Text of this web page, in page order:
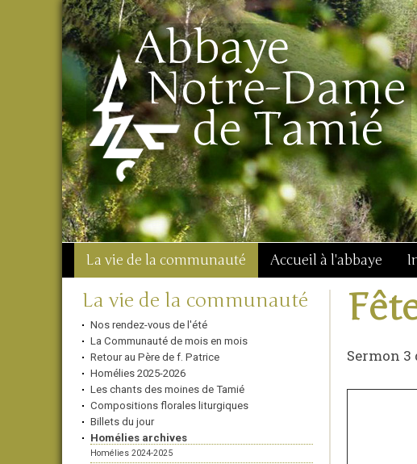
Aller
au
contenu.
|
Aller
à
navigation
Outils
personnels
Chercher par
Recherche
avancée…
La vie de la communauté Accueil à l'abbaye
Navigation
La vie de la communauté
Nos rendez-vous de l'été
La Communauté de mois en mois
Retour au Père de f. Patrice
Homélies 2025-2026
Les chants des moines de Tamié
Compositions florales liturgiques
Billets du jour
Homélies archives
Homélies 2024-2025
Sermon